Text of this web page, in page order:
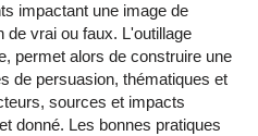
impactant une image de
de vrai ou faux. L'outillage
permet alors de construire une
de persuasion, thématiques et
sources et impacts
donné. Les bonnes pratiques